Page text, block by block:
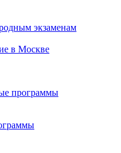
экзаменам
в Москве
программы